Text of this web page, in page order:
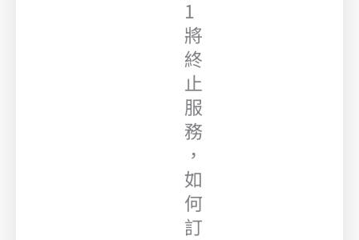
1
將
終
止
服
務
，
如
何
訂